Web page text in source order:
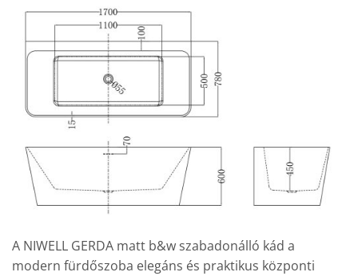
A NIWELL GERDA matt b&w szabadonálló kád a
modern fürdőszoba elegáns és praktikus központi